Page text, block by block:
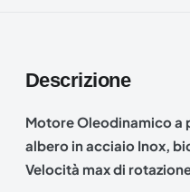
Descrizione
Motore Oleodinamico a
albero in acciaio Inox,
Velocità max di